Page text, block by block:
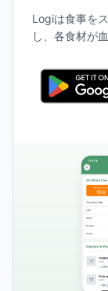
Logiは食事を
し、各食材が